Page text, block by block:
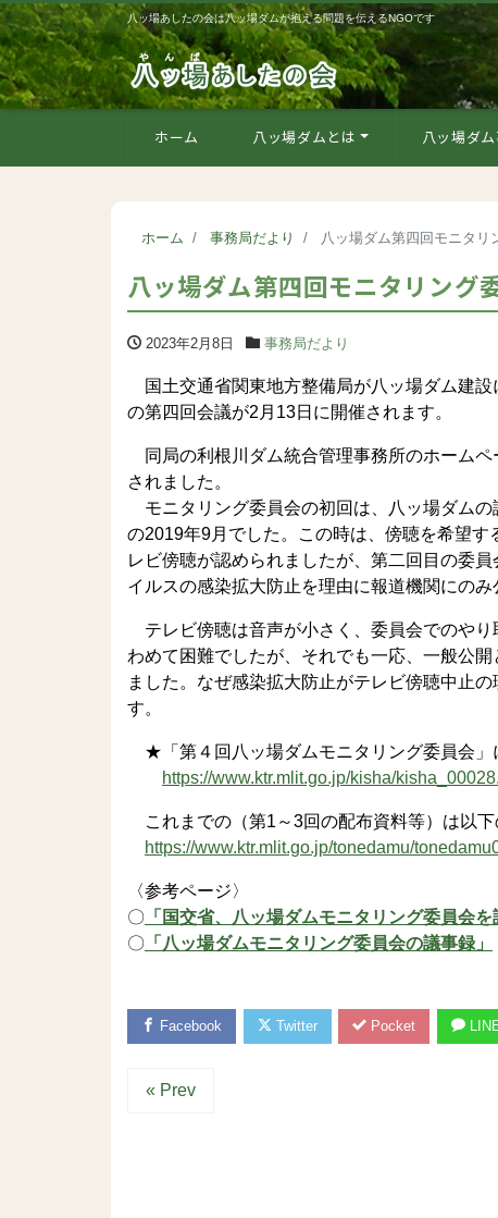
八ッ場あしたの会は八ッ場ダムが抱える問題を伝えるNGOです
ホーム 八ッ場ダムとは 八ッ場ダ
ホーム 事務局だより 八ッ場ダム第四回モニタリ
八ッ場ダム第四回モニタリング
2023年2月8日 事務局だより
国土交通省関東地方整備局が八ッ場ダム建
の第四回会議が2月13日に開催されます。
同局の利根川ダム統合管理事務所のホームペ
されました。
モニタリング委員会の初回は、八ッ場ダムの
の2019年9月でした。この時は、傍聴を希望す
レビ傍聴が認められましたが、第二回目の委
イルスの感染拡大防止を理由に報道機関にのみ
テレビ傍聴は音声が小さく、委員会でのやり
わめて困難でしたが、それでも一応、一般公
ました。なぜ感染拡大防止がテレビ傍聴中止
す。
★「第４回八ッ場ダムモニタリング委員会」
https://www.ktr.mlit.go.jp/kisha/
これまでの（第1～3回の配布資料等）は以下
https://www.ktr.mlit.go.jp/tonedamu/
〈参考ページ〉
〇 「国交省、八ッ場ダムモニタリング委員会を
〇 「八ッ場ダムモニタリング委員会の議事録」
Facebook Twitter Pocket
« Prev